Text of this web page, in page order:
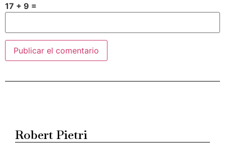
17 + 9 =
Robert Pietri